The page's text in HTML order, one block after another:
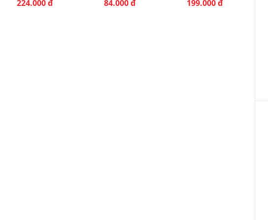
84.000 đ 199.000 đ 350.000 đ